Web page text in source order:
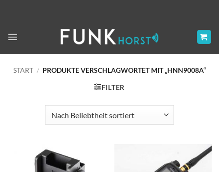
START / PRODUKTE VERSCHLAGWORTET MIT „HNN9008A“
FILTER